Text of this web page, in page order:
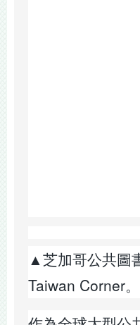
▲芝加哥公共圖
Taiwan Corner。